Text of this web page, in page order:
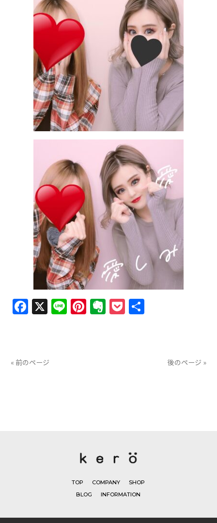
Facebook
X LinePinterest
Evernote
Pocket
« 前のページ 後のページ »
TOP COMPANY
SHOP
BLOG
INFORMATION